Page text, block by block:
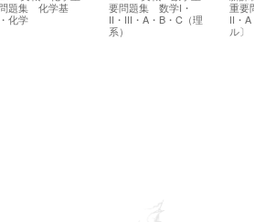
題集 化学基
化学
要問題集 数学I・
II・III・A・B・C（理
系）
重要
II・
ル〕